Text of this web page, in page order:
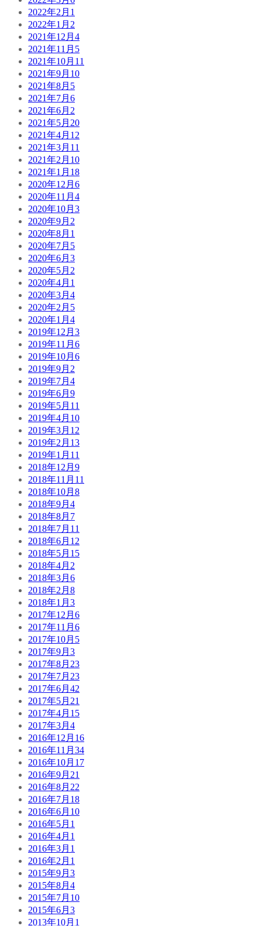
2022年2月 1
2022年1月 2
2021年12月 4
2021年11月 5
2021年10月 11
2021年9月 10
2021年8月 5
2021年7月 6
2021年6月 2
2021年5月 20
2021年4月 12
2021年3月 11
2021年2月 10
2021年1月 18
2020年12月 6
2020年11月 4
2020年10月 3
2020年9月 2
2020年8月 1
2020年7月 5
2020年6月 3
2020年5月 2
2020年4月 1
2020年3月 4
2020年2月 5
2020年1月 4
2019年12月 3
2019年11月 6
2019年10月 6
2019年9月 2
2019年7月 4
2019年6月 9
2019年5月 11
2019年4月 10
2019年3月 12
2019年2月 13
2019年1月 11
2018年12月 9
2018年11月 11
2018年10月 8
2018年9月 4
2018年8月 7
2018年7月 11
2018年6月 12
2018年5月 15
2018年4月 2
2018年3月 6
2018年2月 8
2018年1月 3
2017年12月 6
2017年11月 6
2017年10月 5
2017年9月 3
2017年8月 23
2017年7月 23
2017年6月 42
2017年5月 21
2017年4月 15
2017年3月 4
2016年12月 16
2016年11月 34
2016年10月 17
2016年9月 21
2016年8月 22
2016年7月 18
2016年6月 10
2016年5月 1
2016年4月 1
2016年3月 1
2016年2月 1
2015年9月 3
2015年8月 4
2015年7月 10
2015年6月 3
2013年10月 1